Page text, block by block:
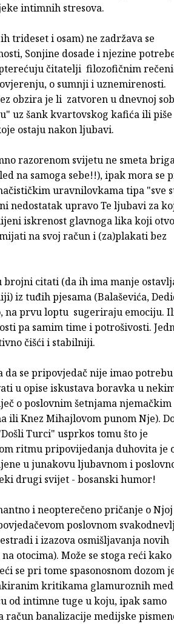
intimnih stresova.
trideset i osam) ne zadržava se
Sonjine dosade i njezine
čitatelji filozofičnim
o sumnji i uznemirenosti.
obzira je li zatvoren u dnevnoj
uz šank kvartovskog kafića ili piše
ostaju nakon ljubavi.
razorenom svijetu ne smeta
na samoga sebe!!), ipak mora se
uravnilovkama tipa "sve
nedostatak upravo Te ljubavi za
iskrenost glavnoga lika koji
na svoj račun i (za)plakati bez
brojni citati (da ih ima manje
iz tuđih pjesama (Balaševića,
na prvu loptu sugeriraju emociju.
pa samim time i potrošivosti.
čišći i stabilniji.
se pripovjedač nije imao potrebu
u opise iskustava boravka u
o poslovnim šetnjama njemačkim
ili Knez Mihajlovom punom Nje).
Turci" usprkos tomu što je
ritmu pripovijedanja duhovita je
u junakovu ljubavnom i
drugi svijet - bosanski humor!
i neopterečeno pričanje o
poslovnom
i izazova osmišljavanja novih
otocima). Može se stoga reći kako
se pri tome spasonosnom dozom
kritikama glamuroznih
od intimne tuge u koju, ipak samo
račun banalizacije medijske